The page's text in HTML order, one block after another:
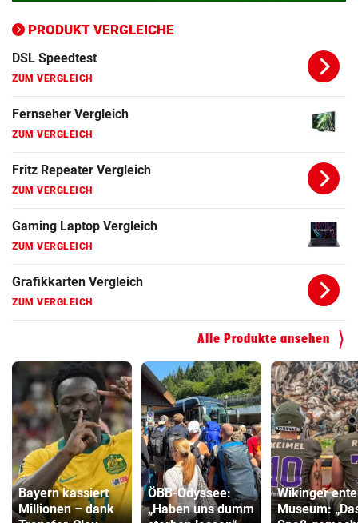
PRODUKT VERGLEICHE
ZUM VERGLEICH
DSL Speedtest
ZUM VERGLEICH
Fernseher Vergleich
ZUM VERGLEICH
Fritz Repeater Vergleich
ZUM VERGLEICH
Gaming Laptop Vergleich
ZUM VERGLEICH
Grafikkarten Vergleich
ZUM VERGLEICH
Alle Produkte ansehen
Bayern kassiert
Millionen – dank
ÖBB-Odyssee:
„Haben uns dumm
Wikinger
Museum: